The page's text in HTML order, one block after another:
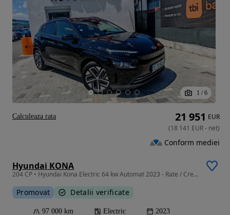
1 / 6
Hyundai KONA
204 CP • Hyundai Kona Electric 64 kw Automat 2023 - Rate / Credit / LEasing
Promovat Detalii verificate
97 000 km Electric 2023
21 951 EUR
(18 141 EUR- net)
Conform mediei
Calculeaza rata